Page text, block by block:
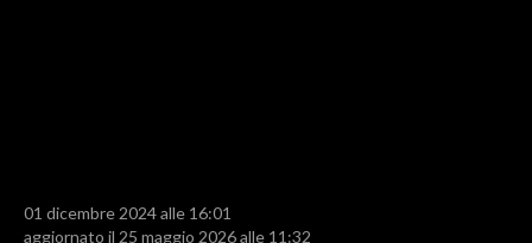
RISULTATI E CLASSIFICHE
01 dicembre 2024 alle 16:01
aggiornato il 25 maggio 2026 alle 11:32